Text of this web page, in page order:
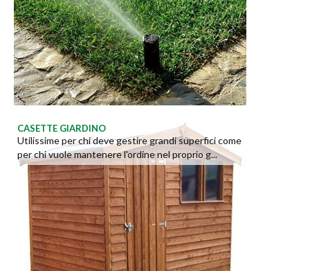
CASETTE GIARDINO
Utilissime per chi deve gestire grandi superfici come
per chi vuole mantenere l'ordine nel proprio g...